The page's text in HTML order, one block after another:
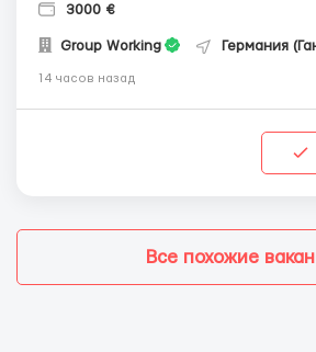
3000 €
Group Working Германия
14 часов назад
Все похожие